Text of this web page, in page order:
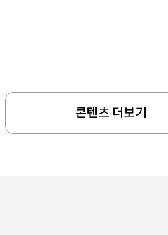
콘텐츠 더보기